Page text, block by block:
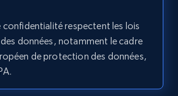
Create time, Digg
Collect count, Comment
confidentialité respectent les lois
données, notamment le cadre
de protection des données,